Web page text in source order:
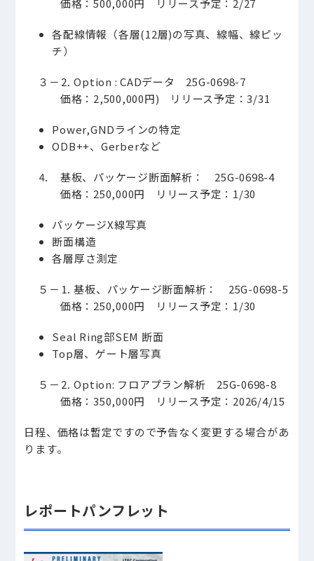
価格：500,000円 リリース予定：2/27
各配線情報（各層(12層)の写真、線幅、線ピッ
チ）
３－⒉ Option : CADデータ 25G-0698-7
価格：2,500,000円) リリース予定：3/31
Power,GNDラインの特定
ODB++、Gerberなど
⒋
基板、パッケージ断面解析： 25G-0698-4
価格：250,000円 リリース予定：1/30
パッケージX線写真
断面構造
各層厚さ測定
５－⒈ 基板、パッケージ断面解析： 25G-0698-5
価格：250,000円 リリース予定：1/30
Seal Ring部SEM 断面
Top層、ゲート層写真
５－⒉ Option: フロアプラン解析 25G-0698-8
価格：350,000円 リリース予定：2026/4/15
日程、価格は暫定ですので予告なく変更する場合があ
ります。
レポートパンフレット